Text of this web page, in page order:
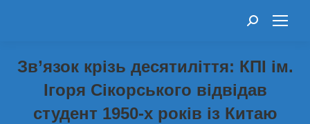
Search:
Зв’язок крізь десятиліття: КПІ ім.
Ігоря Сікорського відвідав
студент 1950-х років із Китаю